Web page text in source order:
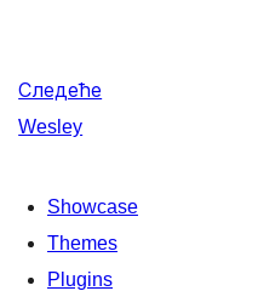
Следеће
Wesley
Showcase
Themes
Plugins